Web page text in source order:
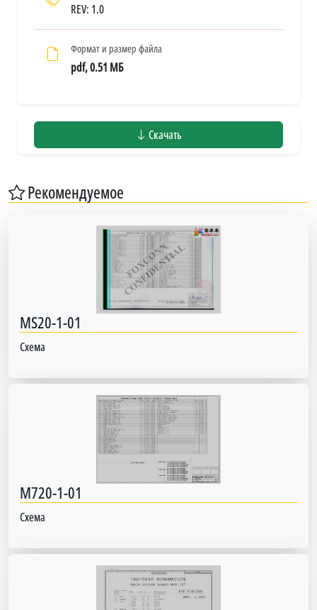
REV: 1.0
Формат и размер файла
pdf, 0.51 МБ
Скачать
Рекомендуемое
MS20-1-01
Схема
M720-1-01
Схема